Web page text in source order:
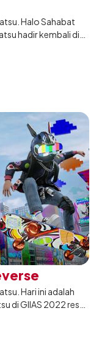
Halo Sahabat
hadir kembali di
pengalaman
Hari ini adalah
di GIIAS 2022 resmi
segera